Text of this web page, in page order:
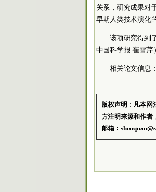
关系，研究成果对
早期人类技术演化
该项研究得到
中国科学报 崔雪芹）
相关论文信息：
版权声明：凡本网
方注明来源和作者
邮箱：